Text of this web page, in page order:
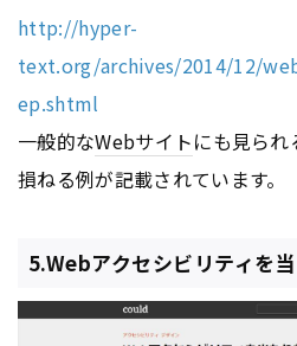
http://hyper-
text.org/archives/2014/12/
ep.shtml
一般的なWebサイトにも見られ
損ねる例が記載されています。
5.Webアクセシビリティを